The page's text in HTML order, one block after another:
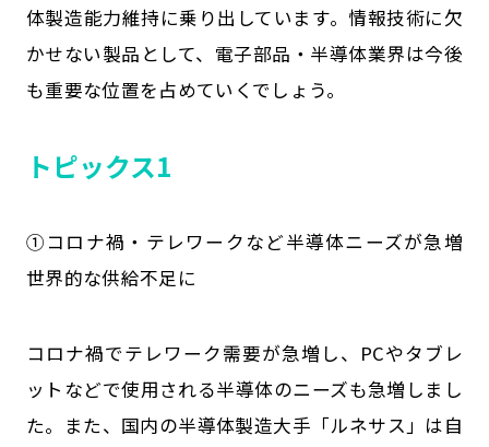
体製造能力維持に乗り出しています。情報技術に欠
かせない製品として、電子部品・半導体業界は今後
も重要な位置を占めていくでしょう。
トピックス1
①コロナ禍・テレワークなど半導体ニーズが急増
世界的な供給不足に
コロナ禍でテレワーク需要が急増し、PCやタブレ
ットなどで使用される半導体のニーズも急増しまし
た。また、国内の半導体製造大手「ルネサス」は自